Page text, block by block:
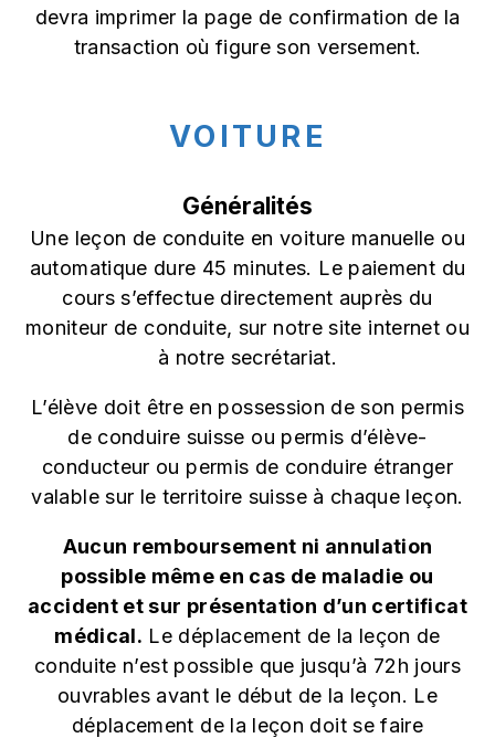
devra imprimer la page de confirmation de la
transaction où figure son versement.
VOITURE
Généralités
Une leçon de conduite en voiture manuelle ou
automatique dure 45 minutes. Le paiement du
cours s’effectue directement auprès du
moniteur de conduite, sur notre site internet ou
à notre secrétariat.
L’élève doit être en possession de son permis
de conduire suisse ou permis d’élève-
conducteur ou permis de conduire étranger
valable sur le territoire suisse à chaque leçon.
Aucun remboursement ni annulation
possible même en cas de maladie ou
accident et sur présentation d’un certificat
médical. Le déplacement de la leçon de
conduite n’est possible que jusqu’à 72h jours
ouvrables avant le début de la leçon. Le
déplacement de la leçon doit se faire